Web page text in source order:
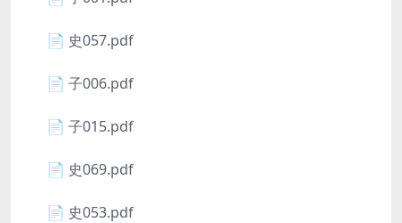
📄 史057.pdf
📄 子006.pdf
📄 子015.pdf
📄 史069.pdf
📄 史053.pdf